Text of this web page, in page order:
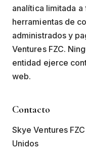
analítica limitada
herramientas de
administrados y
Ventures FZC.
entidad ejerce
web.
Contacto
Skye Ventures
Unidos